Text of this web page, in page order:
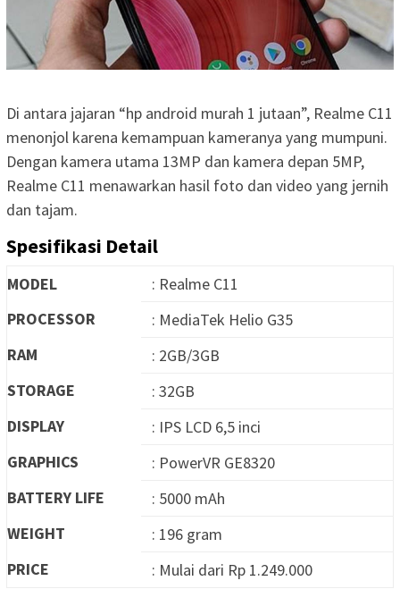
Di antara jajaran “hp android murah 1 jutaan”, Realme C11
menonjol karena kemampuan kameranya yang mumpuni.
Dengan kamera utama 13MP dan kamera depan 5MP,
Realme C11 menawarkan hasil foto dan video yang jernih
dan tajam.
Spesifikasi Detail
MODEL
: Realme C11
PROCESSOR
: MediaTek Helio G35
RAM
: 2GB/3GB
STORAGE
: 32GB
DISPLAY
: IPS LCD 6,5 inci
GRAPHICS
: PowerVR GE8320
BATTERY LIFE
: 5000 mAh
WEIGHT
: 196 gram
PRICE
: Mulai dari Rp 1.249.000